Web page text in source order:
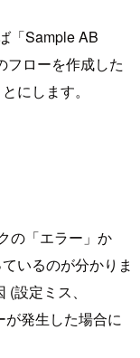
「Sample AB
フローを作成した
にします。
の「エラー」か
いるのが分かりま
設定ミス、
発生した場合に